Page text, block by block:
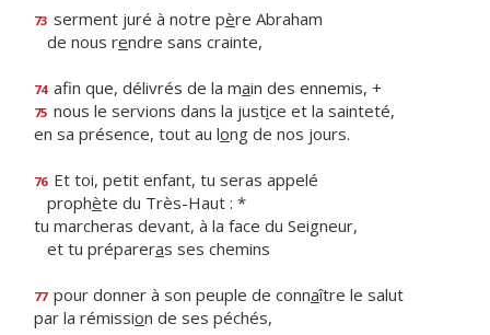
73 serment juré à notre père Abraham
de nous rendre sans crainte,
74 afin que, délivrés de la main des ennemis, +
75 nous le servions dans la justice et la sainteté,
en sa présence, tout au long de nos jours.
76 Et toi, petit enfant, tu seras appelé
prophète du Très-Haut : *
tu marcheras devant, à la face du Seigneur,
et tu prépareras ses chemins
77 pour donner à son peuple de connaître le salut
par la rémission de ses péchés,